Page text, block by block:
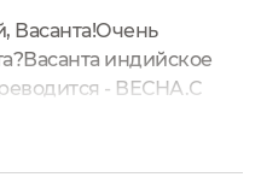
Васанта!Очень
индийское
- ВЕСНА.С
тебе про